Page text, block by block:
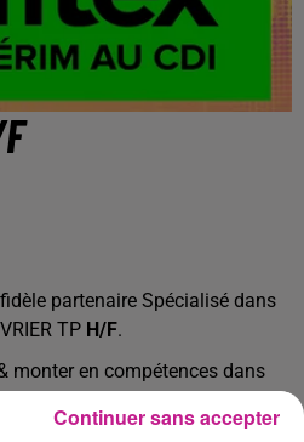
partenaire Spécialisé dans
TP H/F.
monter en compétences dans
et l'entraide sont de
correspond.
Continuer sans accepter